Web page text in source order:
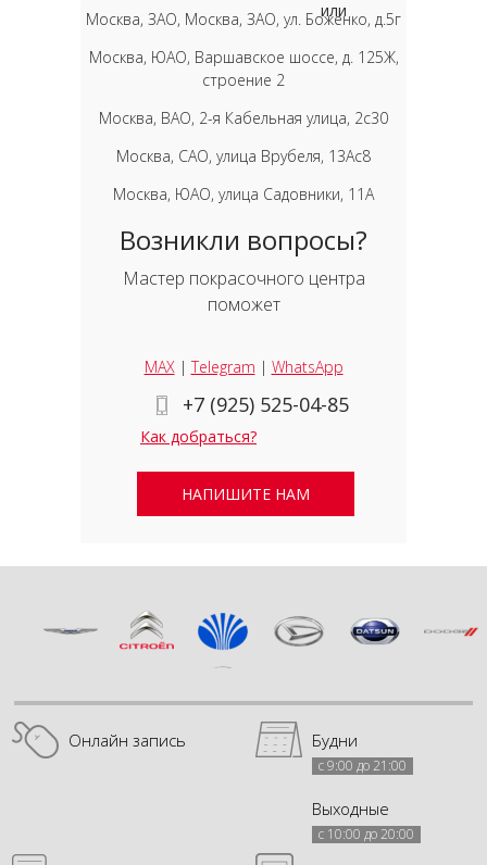
Москва, ЗАО, Москва, ЗАО, ул. Боженко, д.5г
Москва, ЮАО, Варшавское шоссе, д. 125Ж,
строение 2
Москва, ВАО, 2-я Кабельная улица, 2с30
Москва, САО, улица Врубеля, 13Ас8
Москва, ЮАО, улица Садовники, 11А
Возникли вопросы?
Мастер покрасочного центра
поможет
MAX|Telegram | WhatsApp
+7 (925) 525-04-85
Как добраться?
или
НАПИШИТЕ НАМ
Онлайн запись Будни
с 9:00 до 21:00
Выходные
с 10:00 до 20:00